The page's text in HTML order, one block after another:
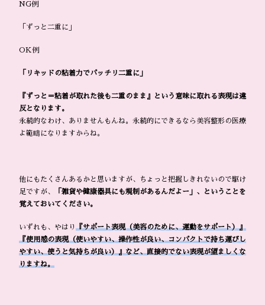
NG例
「ずっと二重に」
OK例
「リキッドの粘着力でパッチリ二重に」
『ずっと＝粘着が取れた後も二重のまま』という意味に取れる表現は違
反となります。
永続的なわけ、ありませんもんね。永続的にできるなら美容整形の医療
よ範疇になりますからね。
他にもたくさんあるかと思いますが、ちょっと把握しきれないので駆け
足ですが、
「雑貨や健康器具にも規制があるんだよー」、ということを
覚えておいてください。
いずれも、やはり 『サポート表現（美容のために、運動をサポート）』
『使用感の表現（使いやすい、操作性が良い、コンパクトで持ち運びし
やすい、使うと気持ちが良い）』など、直接的でない表現が望ましくな
りますね。